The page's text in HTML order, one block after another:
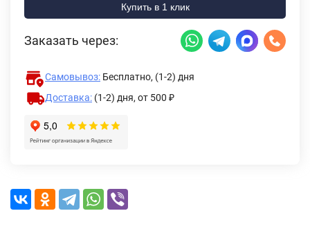
Купить в 1 клик
Заказать через:
Самовывоз: Бесплатно, (1-2) дня
Доставка: (1-2) дня, от 500 ₽